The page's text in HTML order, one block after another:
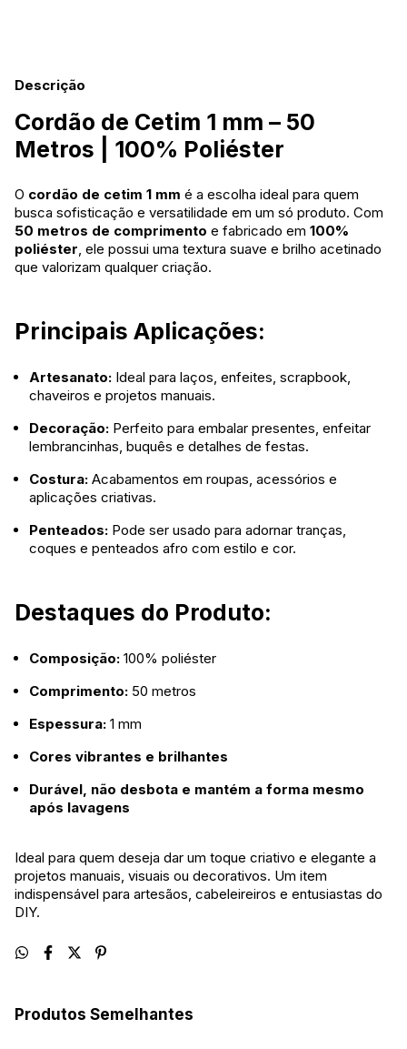
Descrição
Cordão de Cetim 1 mm – 50
Metros | 100% Poliéster
O cordão de cetim 1 mm é a escolha ideal para quem
busca sofisticação e versatilidade em um só produto. Com
50 metros de comprimento e fabricado em 100%
poliéster, ele possui uma textura suave e brilho acetinado
que valorizam qualquer criação.
Principais Aplicações:
Artesanato: Ideal para laços, enfeites, scrapbook,
chaveiros e projetos manuais.
Decoração: Perfeito para embalar presentes, enfeitar
lembrancinhas, buquês e detalhes de festas.
Costura: Acabamentos em roupas, acessórios e
aplicações criativas.
Penteados: Pode ser usado para adornar tranças,
coques e penteados afro com estilo e cor.
Destaques do Produto:
Composição: 100% poliéster
Comprimento: 50 metros
Espessura: 1 mm
Cores vibrantes e brilhantes
Durável, não desbota e mantém a forma mesmo
após lavagens
Ideal para quem deseja dar um toque criativo e elegante a
projetos manuais, visuais ou decorativos. Um item
indispensável para artesãos, cabeleireiros e entusiastas do
DIY.
Produtos Semelhantes